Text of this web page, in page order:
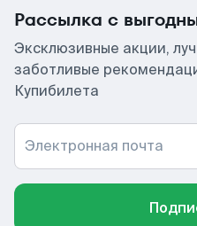
Рассылка с
Эксклюзивные акции,
заботливые
Купибилета
Электронная почта